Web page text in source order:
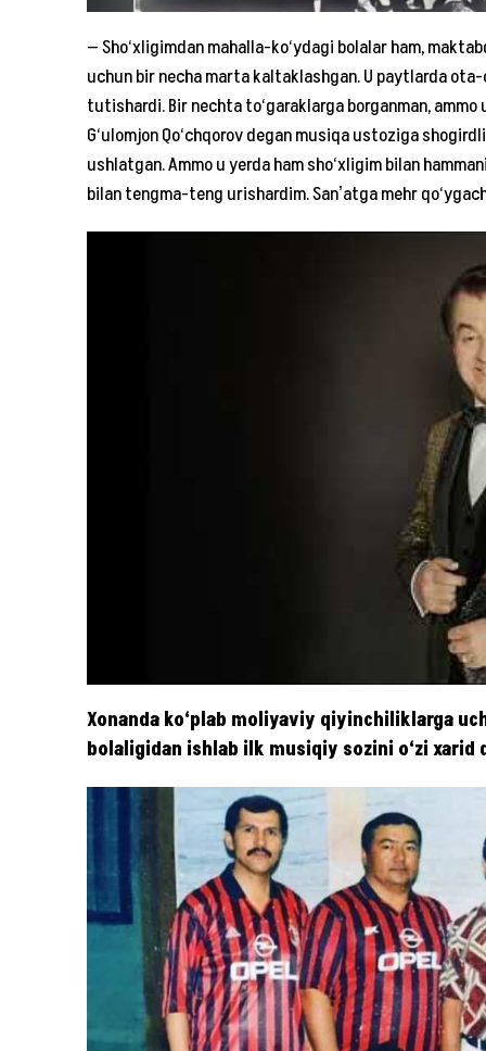
— Sho‘xligimdan mahalla-ko‘ydagi bolalar ham,
uchun bir necha marta kaltaklashgan. U paytlarda
tutishardi. Bir nechta to‘garaklarga borganman,
G‘ulomjon Qo‘chqorov degan musiqa ustoziga
ushlatgan. Ammo u yerda ham sho‘xligim bilan
bilan tengma-teng urishardim. Sanʼatga mehr
Xonanda ko‘plab moliyaviy qiyinchiliklarga
bolaligidan ishlab ilk musiqiy sozini o‘zi xarid